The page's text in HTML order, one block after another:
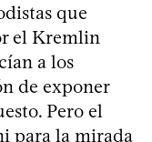
que
el Kremlin
a los
de exponer
Pero el
para la mirada